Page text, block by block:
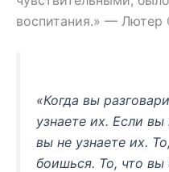
воспитания.» —
«Когда вы
узнаете их. Если
вы не узнаете их.
боишься. То, что вы